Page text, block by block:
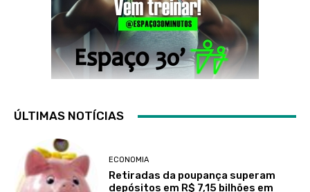
ÚLTIMAS NOTÍCIAS
ECONOMIA
Retiradas da poupança superam
depósitos em R$ 7,15 bilhões em